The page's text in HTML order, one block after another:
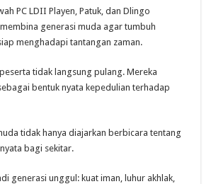
PC LDII Playen, Patuk, dan Dlingo
generasi muda agar tumbuh
menghadapi tantangan zaman.
tidak langsung pulang. Mereka
bentuk nyata kepedulian terhadap
tidak hanya diajarkan berbicara tentang
bagi sekitar.
generasi unggul: kuat iman, luhur akhlak,